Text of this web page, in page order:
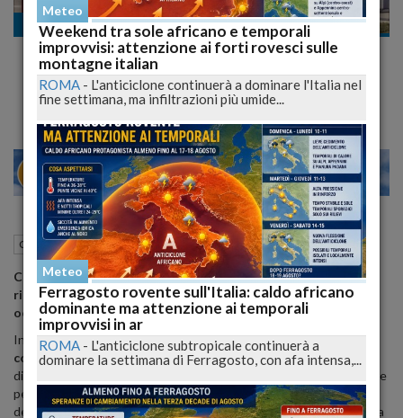
Cronaca
Caldo infernale in fabbrica: due pause di 10
minuti, ma 147 licenziamenti in arrivo
25 30
Cronaca Sulmona (AQ) 22 Luglio 2025 11:35
Caldo estremo costringe Magneti Marelli di Sulmona a
riorganizzare turni con pause supplementari e il futuro
occupazionale resta in bilico per centinaia di dipendenti.
In risposta alleelevate temperaturedi questa estate, la
commissione sicurezzadella Magneti Marelli di Sulmona ha
disposto due pause aggiuntive di dieci minuti ciascuna, organizzate
per squadre e distribuite durante il turno di lavoro. Questa
decisione, che richiama quanto già adottato lo scorso anno, è volta
Meteo
Weekend tra sole africano e temporali
improvvisi: attenzione ai forti rovesci sulle
montagne italian
ROMA - L'anticiclone continuerà a dominare l'Italia nel
fine settimana, ma infiltrazioni più umide...
Meteo
Ferragosto rovente sull'Italia: caldo africano
dominante ma attenzione ai temporali
improvvisi in ar
ROMA - L'anticiclone subtropicale continuerà a
dominare la settimana di Ferragosto, con afa intensa,...